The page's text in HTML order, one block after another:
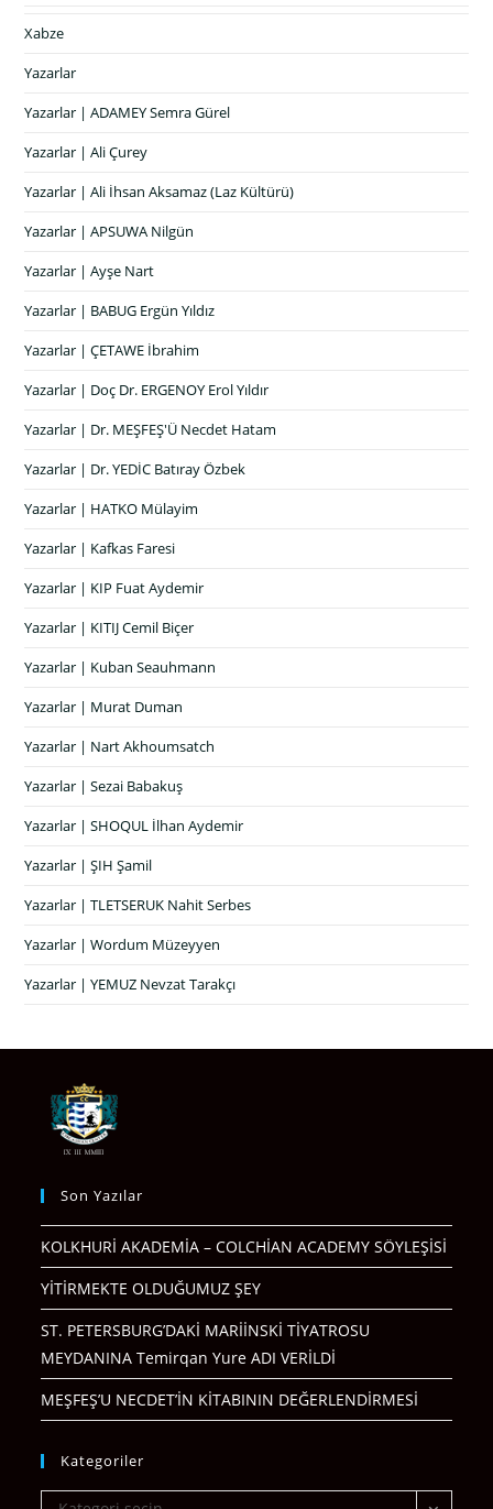
Xabze
Yazarlar
Yazarlar | ADAMEY Semra Gürel
Yazarlar | Ali Çurey
Yazarlar | Ali İhsan Aksamaz (Laz Kültürü)
Yazarlar | APSUWA Nilgün
Yazarlar | Ayşe Nart
Yazarlar | BABUG Ergün Yıldız
Yazarlar | ÇETAWE İbrahim
Yazarlar | Doç Dr. ERGENOY Erol Yıldır
Yazarlar | Dr. MEŞFEŞ'Ü Necdet Hatam
Yazarlar | Dr. YEDİC Batıray Özbek
Yazarlar | HATKO Mülayim
Yazarlar | Kafkas Faresi
Yazarlar | KIP Fuat Aydemir
Yazarlar | KITIJ Cemil Biçer
Yazarlar | Kuban Seauhmann
Yazarlar | Murat Duman
Yazarlar | Nart Akhoumsatch
Yazarlar | Sezai Babakuş
Yazarlar | SHOQUL İlhan Aydemir
Yazarlar | ŞIH Şamil
Yazarlar | TLETSERUK Nahit Serbes
Yazarlar | Wordum Müzeyyen
Yazarlar | YEMUZ Nevzat Tarakçı
Son Yazılar
KOLKHURİ AKADEMİA – COLCHİAN ACADEMY SÖYLEŞİSİ
YİTİRMEKTE OLDUĞUMUZ ŞEY
ST. PETERSBURG’DAKİ MARİİNSKİ TİYATROSU
MEYDANINA Temirqan Yure ADI VERİLDİ
MEŞFEŞ’U NECDET’İN KİTABININ DEĞERLENDİRMESİ
Kategoriler
Kategoriler